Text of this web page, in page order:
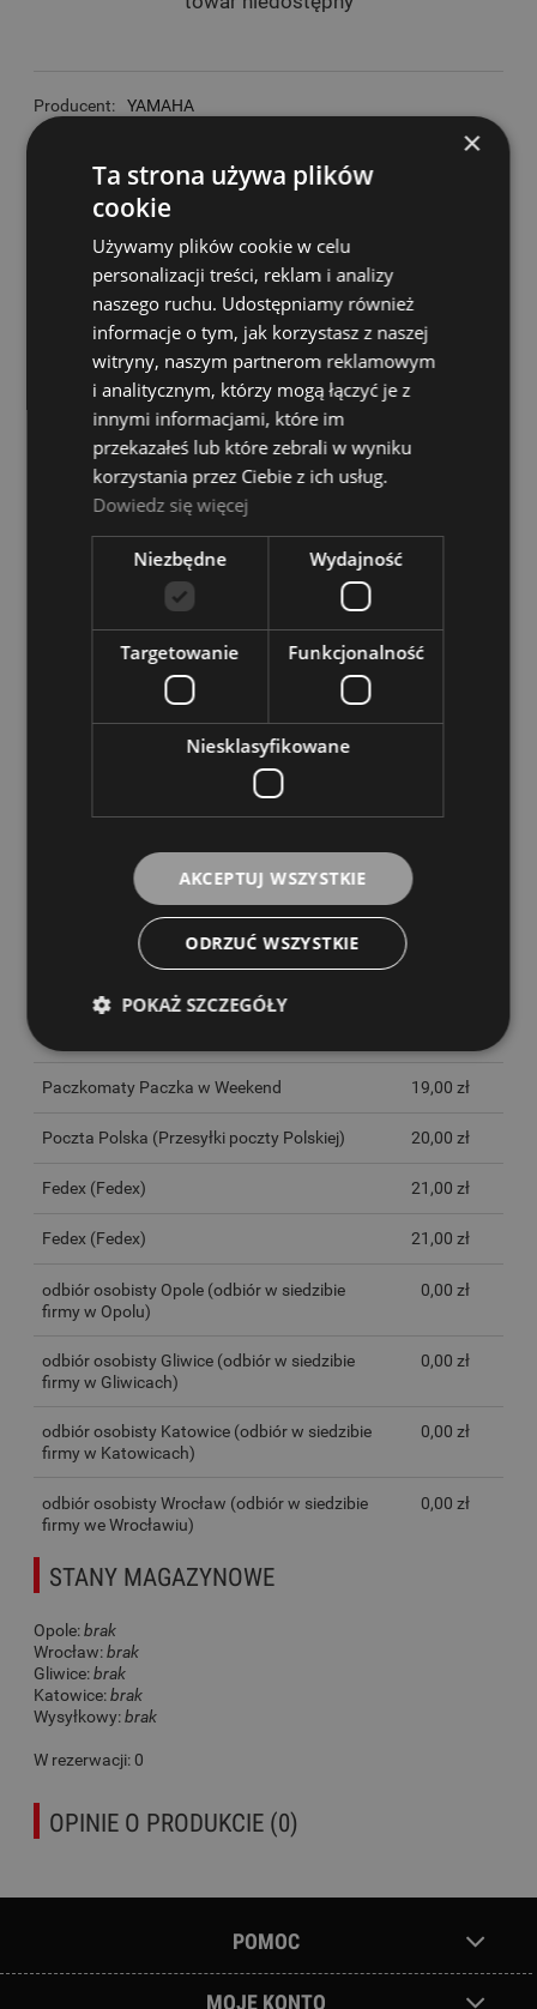
Producent:
YAMAHA
Dostępność:
0
zapytaj o produkt
poleć znajomemu
dodaj opinię
dodaj do przechowalni
Ustniki Yamahy zostały wyprodukowane zaawansowanej
płynność oraz łatwość gry.
Średnica wlotu kielicha: 16.66 mm
Przepust: 4.30 mm
Brzeg kielicha: Standardowy
Głębokość kielicha: Standardowy
Kanał wylotowy: Standardowy
Wykończenie: Posrebrzany
KOSZTY DOSTAWY
CENA NIE ZAWIERA EWENTUALNYCH KOSZTÓW PŁATNOŚCI
Paczkomaty Paczka w Weekend 19,00 zł
Poczta Polska (Przesyłki poczty Polskiej) 20,00 zł
Fedex (Fedex) 21,00 zł
Fedex (Fedex) 21,00 zł
odbiór osobisty Opole (odbiór w siedzibie
firmy w Opolu)
0,00 zł
odbiór osobisty Gliwice (odbiór w siedzibie
firmy w Gliwicach)
0,00 zł
odbiór osobisty Katowice (odbiór w siedzibie
firmy w Katowicach)
0,00 zł
odbiór osobisty Wrocław (odbiór w siedzibie
firmy we Wrocławiu)
0,00 zł
STANY MAGAZYNOWE
Opole:brak
Wrocław:brak
Gliwice:brak
Katowice:brak
Wysyłkowy:brak
W rezerwacji: 0
OPINIE O PRODUKCIE (0)
POMOC
MOJE KONTO
×
Ta strona używa plików
cookie
Używamy plików cookie w celu
personalizacji treści, reklam i analizy
naszego ruchu. Udostępniamy również
informacje o tym, jak korzystasz z naszej
witryny, naszym partnerom reklamowym
i analitycznym, którzy mogą łączyć je z
innymi informacjami, które im
przekazałeś lub które zebrali w wyniku
korzystania przez Ciebie z ich usług.
Dowiedz się więcej
Niezbędne Wydajność
Targetowanie Funkcjonalność
Niesklasyfikowane
AKCEPTUJ WSZYSTKIE
ODRZUĆ WSZYSTKIE
POKAŻ SZCZEGÓŁY